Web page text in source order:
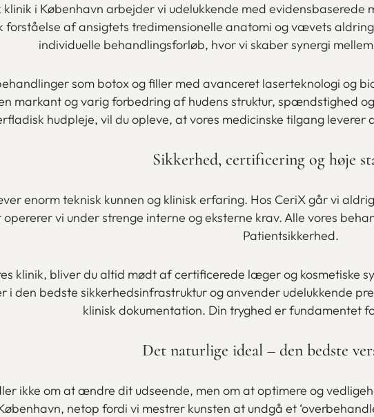
klinik i København arbejder vi udelukkende med
forståelse af ansigtets tredimensionelle anatomi og vævets
individuelle behandlingsforløb, hvor vi skaber synergi
som botox og filler med avanceret laserteknologi og
markant og varig forbedring af hudens struktur, spændstighed
hudpleje, vil du opleve, at vores medicinske tilgang
Sikkerhed, certificering og høje
enorm teknisk kunnen og klinisk erfaring. Hos CeriX går vi
vi under strenge interne og eksterne krav. Alle vores
Patientsikkerhed.
klinik, bliver du altid mødt af certificerede læger og kosmetiske
i den bedste sikkerhedsinfrastruktur og anvender udelukkende
klinisk dokumentation. Din tryghed er fundamentet
Det naturlige ideal – den bedste
ikke om at ændre dit udseende, men om at optimere og
netop fordi vi mestrer kunsten at undgå et